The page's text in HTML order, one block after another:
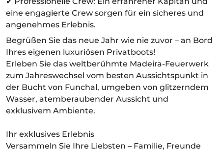
eine engagierte Crew sorgen für ein sicheres und
angenehmes Erlebnis.
Begrüßen Sie das neue Jahr wie nie zuvor – an Bord
Ihres eigenen luxuriösen Privatboots!
Erleben Sie das weltberühmte Madeira-Feuerwerk
zum Jahreswechsel vom besten Aussichtspunkt in
der Bucht von Funchal, umgeben von glitzerndem
Wasser, atemberaubender Aussicht und
exklusivem Ambiente.
Ihr exklusives Erlebnis
Versammeln Sie Ihre Liebsten – Familie, Freunde